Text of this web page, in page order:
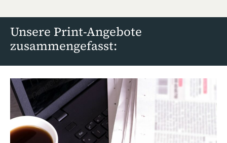
Unsere Print-Angebote
zusammengefasst: